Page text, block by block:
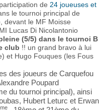
de 24 joueuses et
le tournoi principal de
devant le MF Moisse
Lucas Di Nicolantonio
(5/5) dans le tournoi B
club !! un grand bravo à lui
et Hugo Fouques (les Fous
des joueurs de Carquefou
Poupard
du tournoi principal), ainsi
Hubert Leturc et Erwan